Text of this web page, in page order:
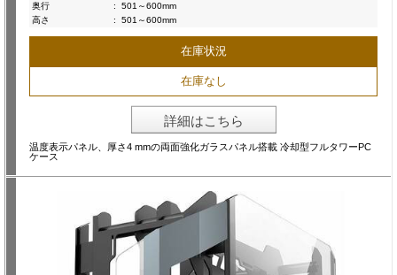
奥行
:
501～600mm
高さ
: 501～600mm
在庫状況
在庫なし
詳細はこちら
温度表示パネル、厚さ4 mmの両面強化ガラスパネル搭載 冷却型フルタワーPC
ケース